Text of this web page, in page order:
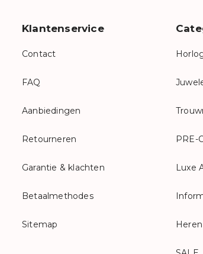
Klantenservice
Contact
FAQ
Aanbiedingen
Retourneren
Garantie & klachten
Betaalmethodes
Sitemap
PRE-
Luxe